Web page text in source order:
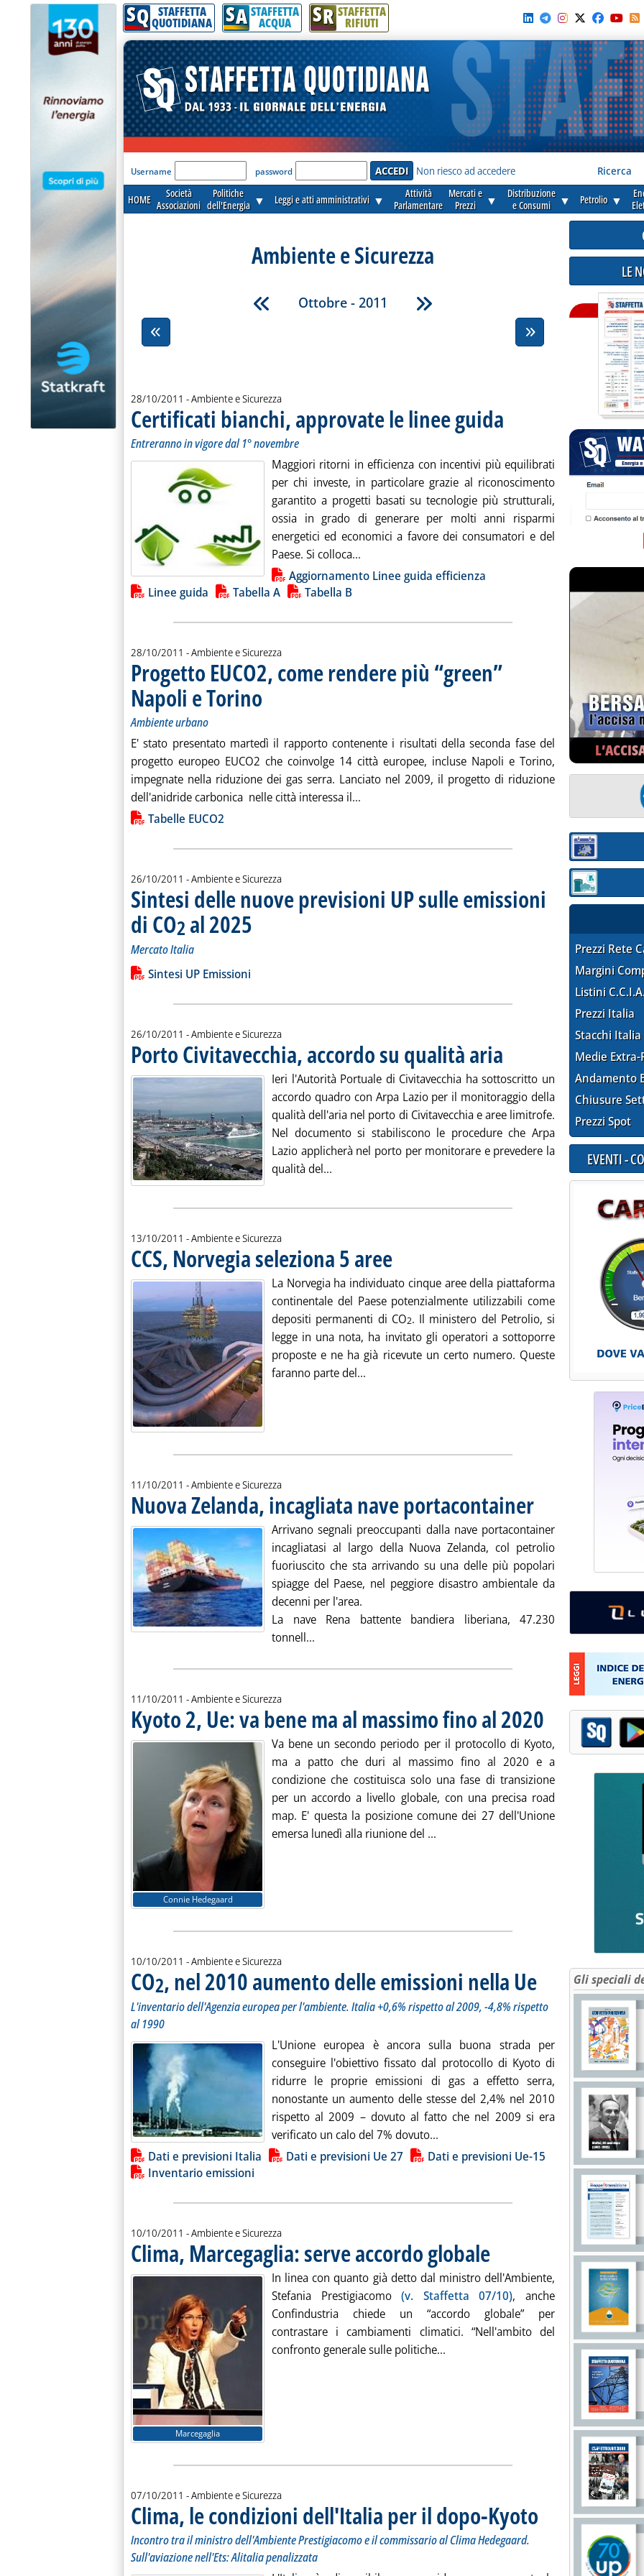
SQ STAFFETTA
QUOTIDIANA SA STAFFETTA
ACQUA SR STAFFETTA
RIFIUTI
'Modulo Login per accedere'
Username password Non riesco ad accedere Ricerca
HOME
Società
Associazioni
Politiche
dell'Energia ▼ Leggi e atti amministrativi ▼
Attività
Parlamentare
Mercati e
Prezzi
▼
Distribuzione
e Consumi
▼ Petrolio ▼
Ambiente e Sicurezza
Ottobre - 2011
28/10/2011 - Ambiente e Sicurezza
Certificati bianchi, approvate le linee guida . Sottotitolo: Entreranno in vigore dal 1°
. Pubblicata venerdì 28 ottobre 2011
Entreranno in vigore dal 1° novembre
Maggiori ritorni in efficienza con incentivi più equilibrati
per chi investe, in particolare grazie al riconoscimento
garantito a progetti basati su tecnologie più strutturali,
ossia in grado di generare per molti anni risparmi
energetici ed economici a favore dei consumatori e del
Paese. Si colloca... Leggi tutta la notizia: 'Certificati bianchi, approvate le
Lista allegati PDF alla notiziaAggiornamento Linee guida efficienza
Linee guida
Tabella A Tabella B
28/10/2011 - Ambiente e Sicurezza
Progetto EUCO2, come rendere più “green”
Napoli e Torino . Pubblicata venerdì 28 ottobre 2011 alle 15.54.
Ambiente urbano
E' stato presentato martedì il rapporto contenente i risultati della seconda fase del
progetto europeo EUCO2 che coinvolge 14 città europee, incluse Napoli e Torino,
impegnate nella riduzione dei gas serra. Lanciato nel 2009, il progetto di riduzione
dell'anidride carbonica nelle città interessa il... Leggi tutta la notizia: 'Progetto EUCO2, come rendere
Lista allegati PDF alla notizia
Tabelle EUCO2
26/10/2011 - Ambiente e Sicurezza
Sintesi delle nuove previsioni UP sulle emissioni
di CO2 al 2025 . Sottotitolo: Mercato Italia
. Pubblicata mercoledì 26 ottobre 2011 alle 15.12.
Mercato Italia
Leggi tutta la notizia: 'Sintesi delle nuove previsioni UP sulle emissioni di CO2 al 2025'
Lista allegati PDF alla notizia
Sintesi UP Emissioni
26/10/2011 - Ambiente e Sicurezza
Porto Civitavecchia, accordo su qualità aria
Ieri l'Autorità Portuale di Civitavecchia ha sottoscritto un
accordo quadro con Arpa Lazio per il monitoraggio della
qualità dell'aria nel porto di Civitavecchia e aree limitrofe.
Nel documento si stabiliscono le procedure che Arpa
Lazio applicherà nel porto per monitorare e prevedere la
qualità del... Leggi tutta la notizia: 'Porto Civitavecchia, accordo su
13/10/2011 - Ambiente e Sicurezza
CCS, Norvegia seleziona 5 aree
La Norvegia ha individuato cinque aree della piattaforma
continentale del Paese potenzialmente utilizzabili come
depositi permanenti di CO2. Il ministero del Petrolio, si
legge in una nota, ha invitato gli operatori a sottoporre
proposte e ne ha già ricevute un certo numero. Queste
faranno parte del...
11/10/2011 - Ambiente e Sicurezza
Nuova Zelanda, incagliata nave portacontainer. Pubblicata martedì 11 ottobre
Arrivano segnali preoccupanti dalla nave portacontainer
incagliatasi al largo della Nuova Zelanda, col petrolio
fuoriuscito che sta arrivando su una delle più popolari
spiagge del Paese, nel peggiore disastro ambientale da
decenni per l'area.
La nave Rena battente bandiera liberiana, 47.230
tonnell... Leggi tutta la notizia: 'Nuova Zelanda, incagliata nave
11/10/2011 - Ambiente e Sicurezza
Kyoto 2, Ue: va bene ma al massimo fino al 2020 . Pubblicata martedì 11
Connie Hedegaard
Va bene un secondo periodo per il protocollo di Kyoto,
ma a patto che duri al massimo fino al 2020 e a
condizione che costituisca solo una fase di transizione
per un accordo a livello globale, con una precisa road
map. E' questa la posizione comune dei 27 dell'Unione
emersa lunedì alla riunione del ... Leggi tutta la notizia: 'Kyoto 2, Ue: va
10/10/2011 - Ambiente e Sicurezza
CO2, nel 2010 aumento delle emissioni nella Ue . Sottotitolo: L'inventario
. Pubblicata lunedì 10 ottobre
L'inventario dell'Agenzia europea per l'ambiente. Italia +0,6% rispetto al 2009, -4,8% rispetto
al 1990
L'Unione europea è ancora sulla buona strada per
conseguire l'obiettivo fissato dal protocollo di Kyoto di
ridurre le proprie emissioni di gas a effetto serra,
nonostante un aumento delle stesse del 2,4% nel 2010
rispetto al 2009 – dovuto al fatto che nel 2009 si era
verificato un calo del 7% dovuto... Leggi tutta la notizia: 'CO2, nel 2010
Lista allegati PDF alla notizia
Dati e previsioni Italia Dati e previsioni Ue 27
Dati e previsioni Ue-15
Inventario emissioni
10/10/2011 - Ambiente e Sicurezza
Clima, Marcegaglia: serve accordo globale . Pubblicata lunedì 10 ottobre 2011 alle 14.33.
Marcegaglia
In linea con quanto già detto dal ministro dell'Ambiente,
Stefania Prestigiacomo(v. Staffetta 07/10), anche
Confindustria chiede un “accordo globale” per
contrastare i cambiamenti climatici. “Nell'ambito del
confronto generale sulle politiche... Leggi tutta la notizia: 'Clima,
07/10/2011 - Ambiente e Sicurezza
Clima, le condizioni dell'Italia per il dopo-Kyoto . Sottotitolo: Incontro tra il
. Pubblicata venerdì 07
Incontro tra il ministro dell'Ambiente Prestigiacomo e il commissario al Clima Hedegaard.
Sull'aviazione nell'Ets: Alitalia penalizzata
LE
Sezione:
Sezione:
Prezzi Rete
Margini
Listini
Prezzi Italia
Stacchi Italia
Medie Extra-
Andamento
Chiusure
Prezzi Spot
EVENTI -
Gli speciali